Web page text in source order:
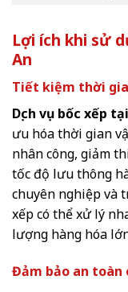
Lợi ích khi sử
An
Tiết kiệm thời
Dịch vụ bốc xếp
ưu hóa thời gian
nhân công, giảm
tốc độ lưu thông
chuyên nghiệp và
xếp có thể xử lý
lượng hàng hóa
Đảm bảo an toàn